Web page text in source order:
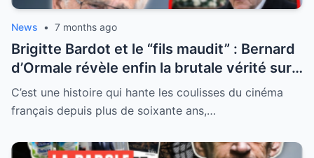
News • 7 months ago
Brigitte Bardot et le “fils maudit” : Bernard
d’Ormale révèle enfin la brutale vérité sur
une maternité sacrifiée
C’est une histoire qui hante les coulisses du cinéma
français depuis plus de soixante ans,…